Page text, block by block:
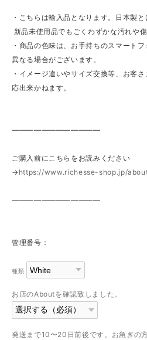
・こちらは輸入品となります。日本製と
新品未使用品でもごくわずかな汚れや
・商品の色味は、お手持ちのスマート
異なる場合がございます。
・イメージ違いやサイズ交換等、お客
応出来かねます。
————————————
ご購入前にこちらをお読みください
→ https://www.richesse-shop.jp/
————————————
管理番号：
種類
お店のAboutを確認致しました。
発送まで10〜20日前後です。お急ぎの